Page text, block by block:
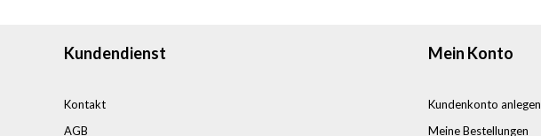
Kundendienst
Kontakt
AGB
Mein Konto
Kundenkonto anlegen
Meine Bestellungen